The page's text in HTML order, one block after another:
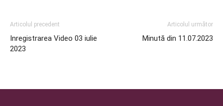
Articolul precedent
Inregistrarea Video 03 iulie
2023
Articolul următor
Minută din 11.07.2023